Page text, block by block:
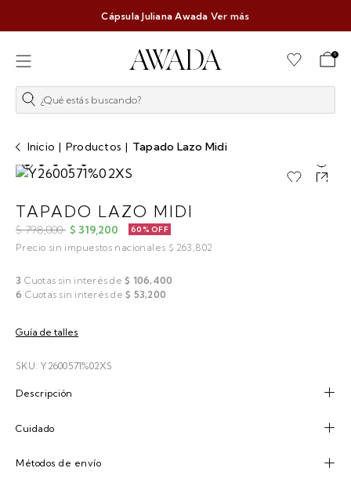
Cápsula Juliana Awada Ver más
0
¿Qué estás buscando?
Inicio | Productos | Tapado Lazo Midi
TAPADO LAZO MIDI
$ 798,000 $ 319,200 60% OFF
Precio sin impuestos nacionales $ 263,802
3 Cuotas sin interés de $ 106,400
6 Cuotas sin interés de $ 53,200
Guía de talles
SKU: Y2600571%02XS
Descripción
Cuidado
Métodos de envío